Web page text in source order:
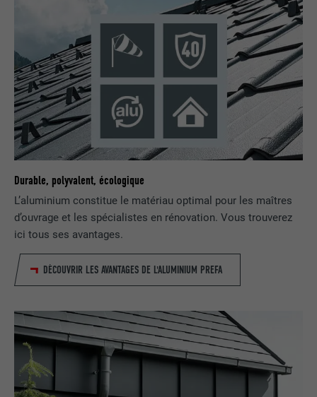
Durable, polyvalent, écologique
L’aluminium constitue le matériau optimal pour les maîtres
d’ouvrage et les spécialistes en rénovation. Vous trouverez
ici tous ses avantages.
DÉCOUVRIR LES AVANTAGES DE L'ALUMINIUM PREFA
UTILITÉ
Est utilisé pour suivre l'utilisateur sur
plusieurs sites Internet afin d'afficher de
la publicité adaptée aux préférences de
l'utilisateur.
NOM
FOURNISSEUR LinkedIn
EXPIRATION 1 jour
UTILITÉ
Utilisé par le service de réseau social
LinkedIn pour suivre l'utilisation de
services intégrés
NOM lissc
FOURNISSEUR LinkedIn
EXPIRATION